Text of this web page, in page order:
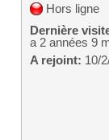
Hors ligne
Dernière
a 2 années 9
A rejoint: 10/